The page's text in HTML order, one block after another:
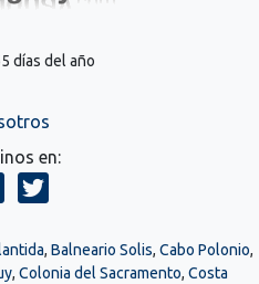
días del año
en:
, Balneario Solis, Cabo Polonio,
, Colonia del Sacramento, Costa